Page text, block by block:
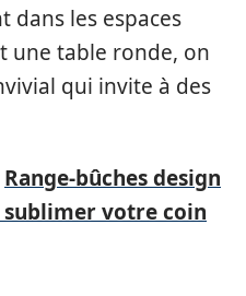
dans les espaces
une table ronde, on
qui invite à des
Range-bûches design
votre coin